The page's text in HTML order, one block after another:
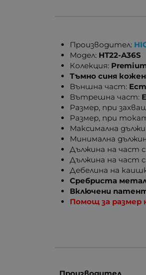
Производител:
Модел: HT22-A36S
Колекция:
Тъмно синя
Външна част:
Вътрешна част:
Размер, при
Размер, при
Максимална
Минимална
Дължина на част с
Дължина на част
Дебелина на
Сребриста
Включени
Помощ за размер